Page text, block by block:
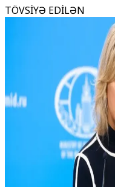
TÖVSİYƏ EDİLƏN